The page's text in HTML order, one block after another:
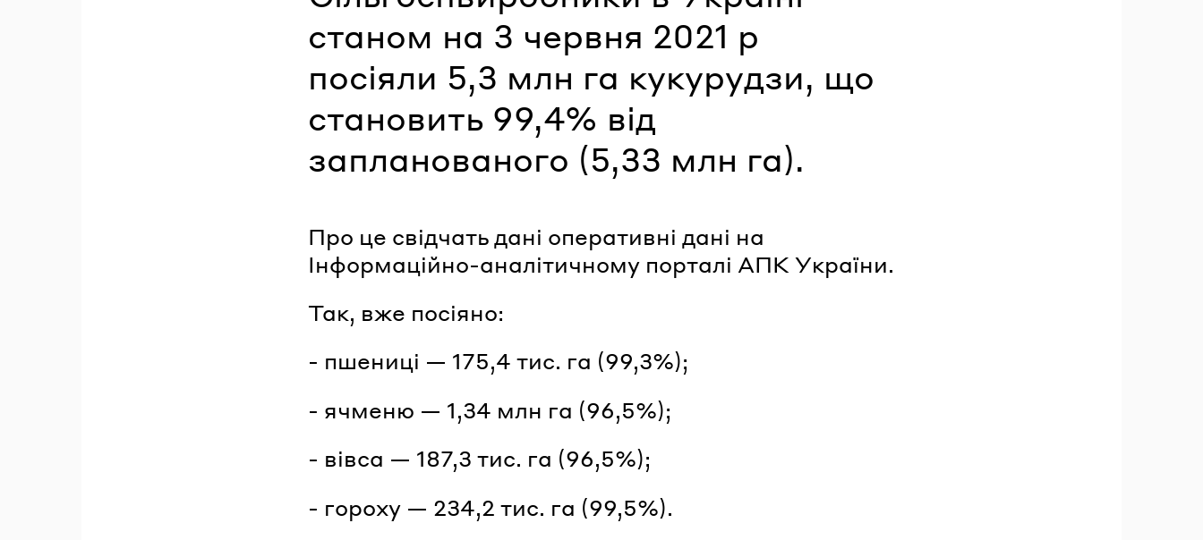
станом на 3 червня 2021 р
посіяли 5,3 млн га кукурудзи, що
становить 99,4% від
запланованого (5,33 млн га).
Про це свідчать дані оперативні дані на
Інформаційно-аналітичному порталі АПК України.
Так, вже посіяно:
- пшениці — 175,4 тис. га (99,3%);
- ячменю — 1,34 млн га (96,5%);
- вівса — 187,3 тис. га (96,5%);
- гороху — 234,2 тис. га (99,5%).